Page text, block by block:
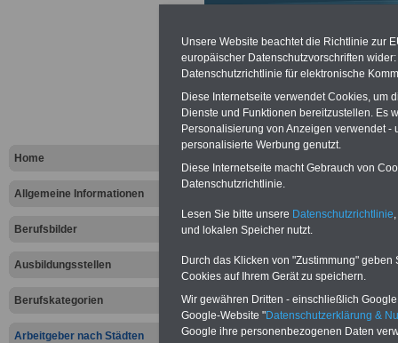
Home
Allgemeine Informationen
Berufsbilder
Ausbildungsstellen
Berufskategorien
Arbeitgeber nach Städten
Havel in
Vorteile für den öffentlichen
Vergleichen und sparen
Berufsunfähigkeitsabsicherung-
Krankenzusatzversicherung
Krankenkassen-
Zahnzusatzversicherung
Krankenversicherung
Unsere Website beachtet die Richtlinie zur
europäischer Datenschutzvorschriften
Datenschutzrichtlinie für elektronische
Diese Internetseite verwendet Cookies, um
Dienste und Funktionen bereitzustellen. Es
Personalisierung von Anzeigen verwendet
personalisierte Werbung genutzt.
Diese Internetseite macht Gebrauch von
Datenschutzrichtlinie.
Lesen Sie bitte unsere Datenschutzrichtlinie
und lokalen Speicher nutzt.
Durch das Klicken von "Zustimmung"
Cookies auf Ihrem Gerät zu speichern.
Wir gewähren Dritten - einschließlich
Google-Website "Datenschutzerklärung &
Google ihre personenbezogenen Daten